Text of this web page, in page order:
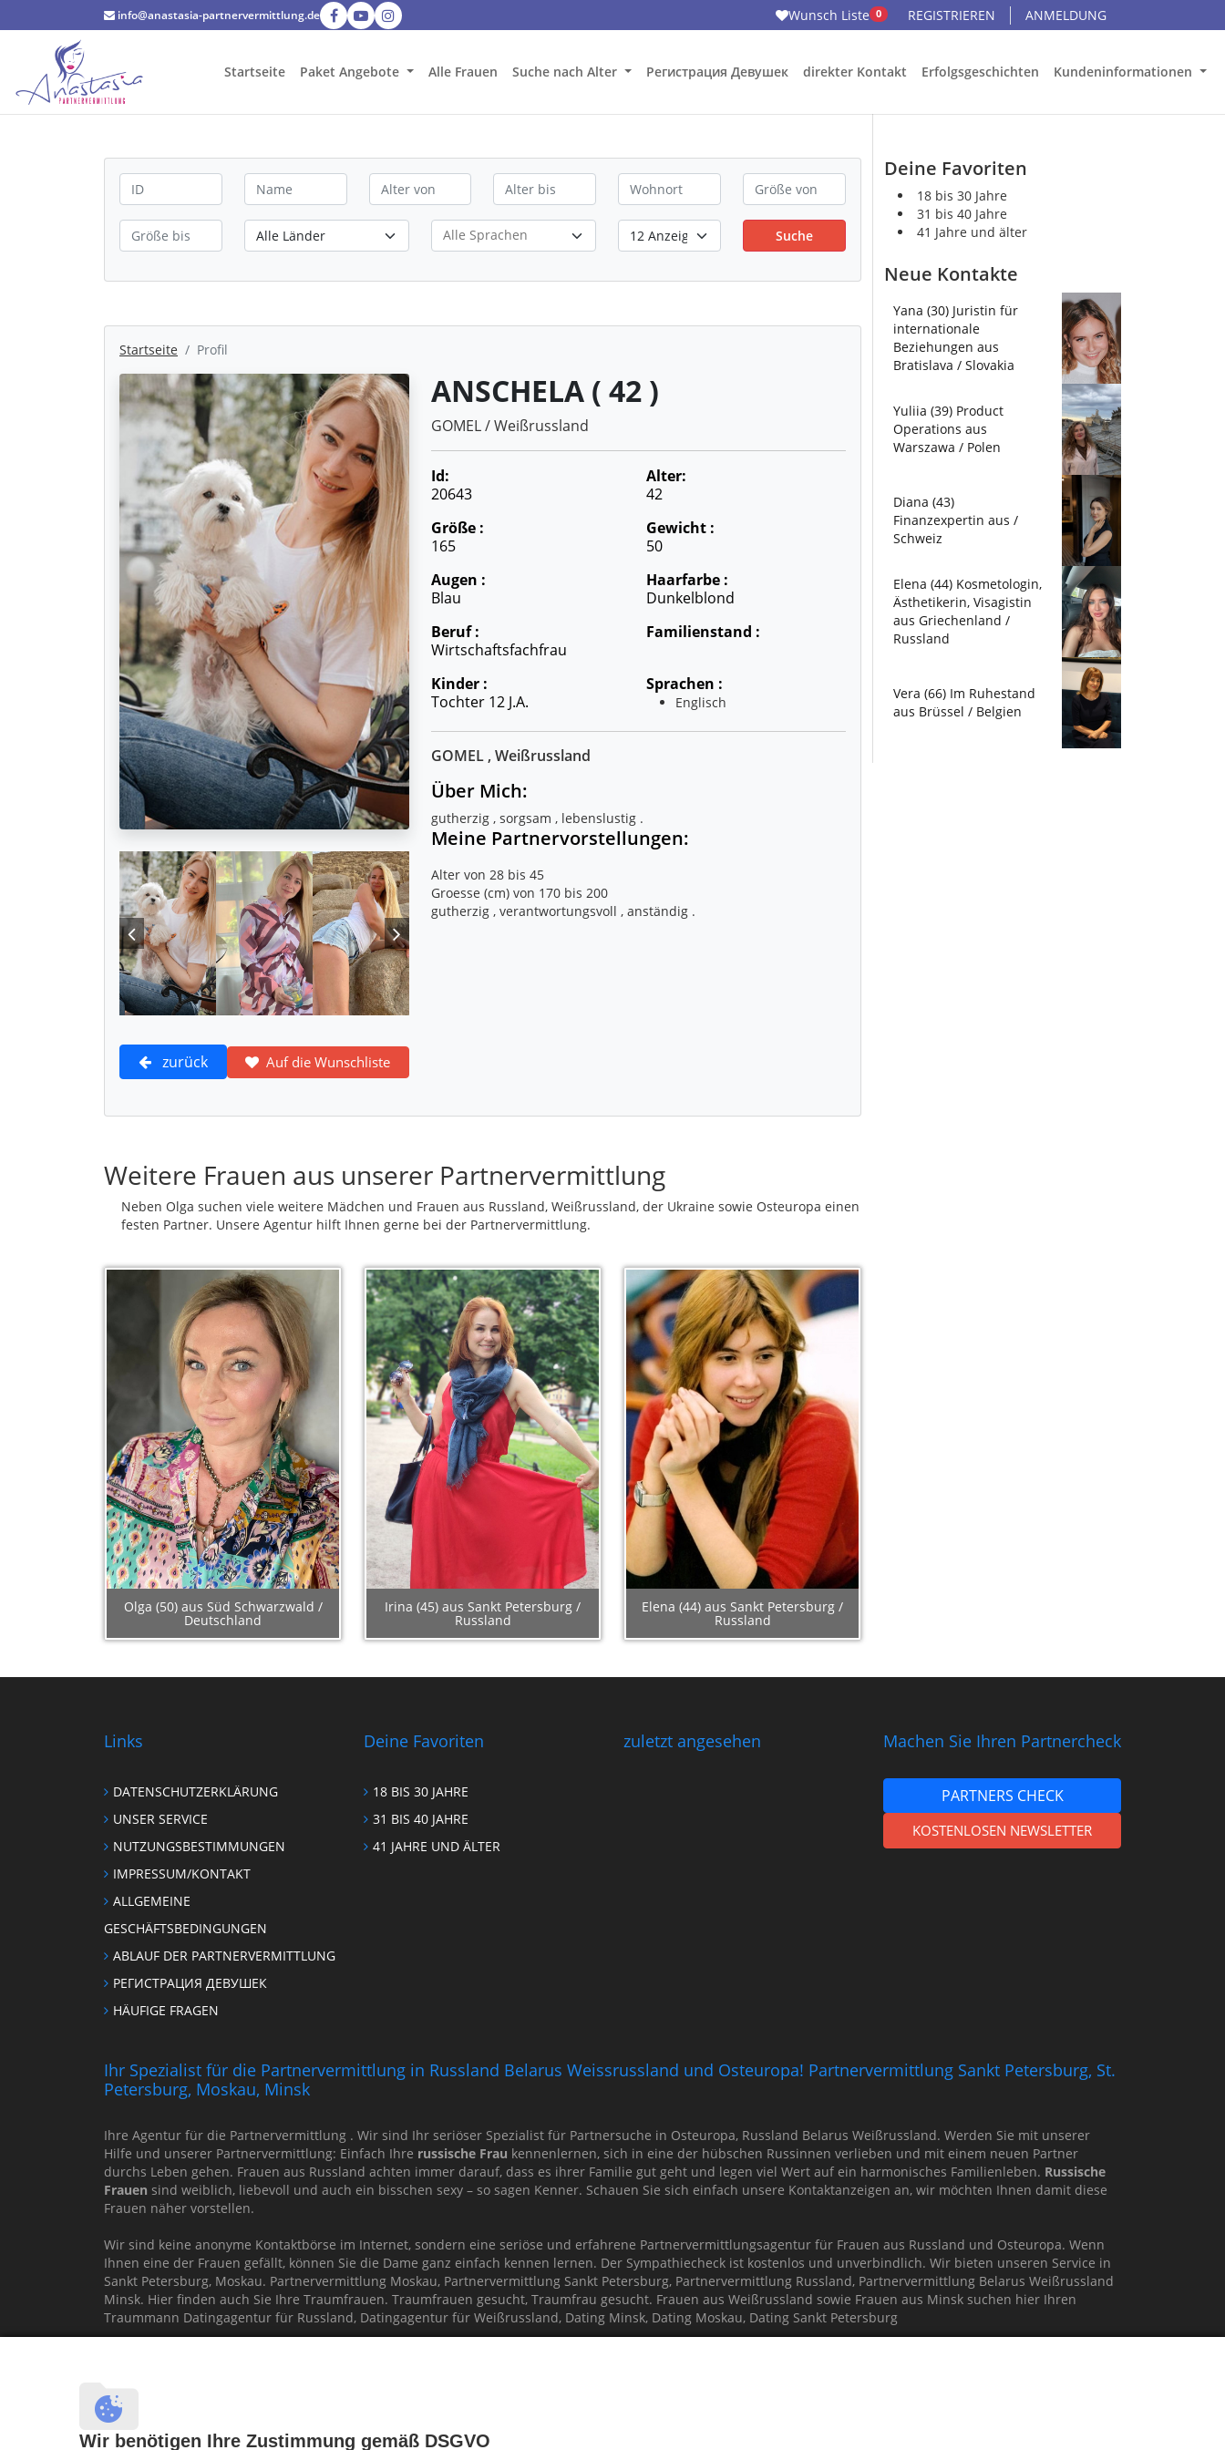
info@anastasia-partnervermittlung.de Wunsch Liste 0 REGISTRIEREN ANMELDUNG
Startseite Paket Angebote Alle Frauen Suche nach Alter Регистрация Девушек direkter Kontakt Erfolgsgeschichten Kundeninformationen
Suche
Startseite Profil
zurück Auf die Wunschliste
ANSCHELA ( 42 )
GOMEL / Weißrussland
Id:
20643
Alter:
42
Größe :
165
Gewicht :
50
Augen :
Blau
Haarfarbe :
Dunkelblond
Beruf :
Wirtschaftsfachfrau
Familienstand :
Kinder :
Tochter 12 J.a.
Sprachen :
Englisch
GOMEL , Weißrussland
Über Mich:
gutherzig , sorgsam , lebenslustig .
Meine Partnervorstellungen:
Alter von 28 bis 45
Groesse (cm) von 170 bis 200
Weitere Frauen aus unserer Partnervermittlung
Neben Olga suchen viele weitere Mädchen und Frauen aus Russland, Weißrussland, der Ukraine sowie Osteuropa einen
festen Partner. Unsere Agentur hilft Ihnen gerne bei der Partnervermittlung.
Olga (50) aus Süd Schwarzwald /
Deutschland
Irina (45) aus Sankt Petersburg /
Russland
Elena (44) aus Sankt Petersburg /
Russland
Deine Favoriten
18 bis 30 Jahre
31 bis 40 Jahre
41 Jahre und älter
Neue Kontakte
Yana (30) Juristin für
internationale
Beziehungen aus
Bratislava / Slovakia
Yuliia (39) Product
Operations aus
Warszawa / Polen
Diana (43)
Finanzexpertin aus /
Schweiz
Elena (44) Kosmetologin,
Ästhetikerin, Visagistin
aus Griechenland /
Russland
Vera (66) Im Ruhestand
aus Brüssel / Belgien
Links
DATENSCHUTZERKLÄRUNG
UNSER SERVICE
NUTZUNGSBESTIMMUNGEN
IMPRESSUM/KONTAKT
ALLGEMEINE
GESCHÄFTSBEDINGUNGEN
ABLAUF DER PARTNERVERMITTLUNG
РЕГИСТРАЦИЯ ДЕВУШЕК
HÄUFIGE FRAGEN
Deine Favoriten
18 BIS 30 JAHRE
31 BIS 40 JAHRE
41 JAHRE UND ÄLTER
zuletzt angesehen Machen Sie Ihren Partnercheck
PARTNERS CHECK
KOSTENLOSEN NEWSLETTER
Ihr Spezialist für die Partnervermittlung in Russland Belarus Weissrussland und Osteuropa! Partnervermittlung Sankt Petersburg, St.
Petersburg, Moskau, Minsk
Ihre Agentur für die Partnervermittlung . Wir sind Ihr seriöser Spezialist für Partnersuche in Osteuropa, Russland Belarus Weißrussland. Werden Sie mit unserer
Hilfe und unserer Partnervermittlung: Einfach Ihre russische Frau kennenlernen, sich in eine der hübschen Russinnen verlieben und mit einem neuen Partner
durchs Leben gehen. Frauen aus Russland achten immer darauf, dass es ihrer Familie gut geht und legen viel Wert auf ein harmonisches Familienleben. Russische
Frauen sind weiblich, liebevoll und auch ein bisschen sexy – so sagen Kenner. Schauen Sie sich einfach unsere Kontaktanzeigen an, wir möchten Ihnen damit diese
Frauen näher vorstellen.
Wir sind keine anonyme Kontaktbörse im Internet, sondern eine seriöse und erfahrene Partnervermittlungsagentur für Frauen aus Russland und Osteuropa. Wenn
Ihnen eine der Frauen gefällt, können Sie die Dame ganz einfach kennen lernen. Der Sympathiecheck ist kostenlos und unverbindlich. Wir bieten unseren Service in
Sankt Petersburg, Moskau. Partnervermittlung Moskau, Partnervermittlung Sankt Petersburg, Partnervermittlung Russland, Partnervermittlung Belarus Weißrussland
Minsk. Hier finden auch Sie Ihre Traumfrauen. Traumfrauen gesucht, Traumfrau gesucht. Frauen aus Weißrussland sowie Frauen aus Minsk suchen hier Ihren
Traummann Datingagentur für Russland, Datingagentur für Weißrussland, Dating Minsk, Dating Moskau, Dating Sankt Petersburg
Traumfrau gesucht, Traumfrauen gesucht, Partnervermittlung Russland, Partnervermittlung Moskau
Partnervermittlung Sankt Petersburg, Russische Frauen, Frauen aus Russland, Russische Frauen
Partnervermittlung Belarus Weißrussland, Partnervermittlung Minsk, Traumfrau aus Belarus Weißrussland
Wir benötigen Ihre Zustimmung gemäß DSGVO